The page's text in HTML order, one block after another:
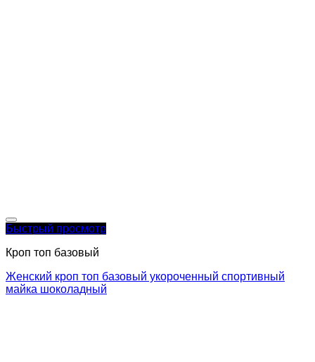
Быстрый просмотр
Кроп топ базовый
Женский кроп топ базовый укороченный спортивный
майка шоколадный